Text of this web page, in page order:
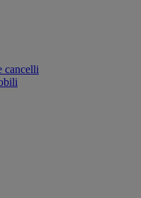
cancelli